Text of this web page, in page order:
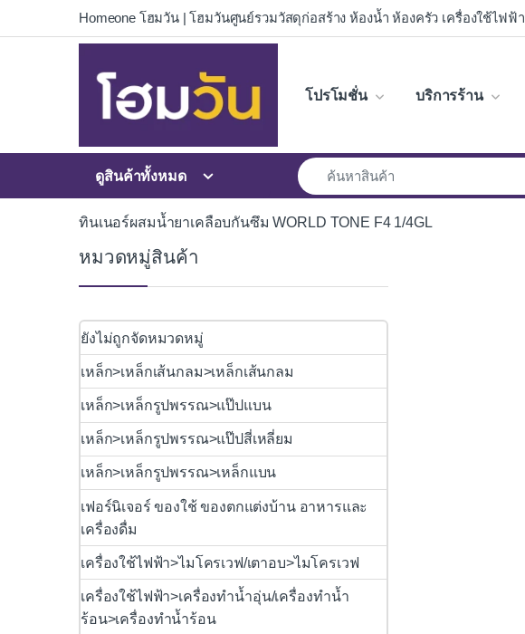
Skip to navigation
Skip to contentHomeone โฮมวัน | โฮมวันศูนย์รวมวัสดุก่อสร้าง ห้องน้ำ ห้องครัว เครื่องใช้ไฟฟ้า
โปรโมชั่น บริการร้าน
ดูสินค้าทั้งหมด
ทินเนอร์ผสมน้ำยาเคลือบกันซึม WORLD TONE F4 1/4GL
หมวดหมู่สินค้า
ยังไม่ถูกจัดหมวดหมู่
เหล็ก>เหล็กเส้นกลม>เหล็กเส้นกลม
เหล็ก>เหล็กรูปพรรณ>แป๊ปแบน
เหล็ก>เหล็กรูปพรรณ>แป๊ปสี่เหลี่ยม
เหล็ก>เหล็กรูปพรรณ>เหล็กแบน
เฟอร์นิเจอร์ ของใช้ ของตกแต่งบ้าน อาหารและ
เครื่องดื่ม
เครื่องใช้ไฟฟ้า>ไมโครเวฟ/เตาอบ>ไมโครเวฟ
เครื่องใช้ไฟฟ้า>เครื่องทำน้ำอุ่น/เครื่องทำน้ำ
ร้อน>เครื่องทำน้ำร้อน